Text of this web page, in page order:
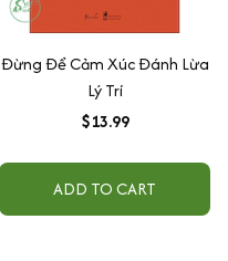
Đừng Để Cảm Xúc Đánh Lừa
Lý Trí
$13.99
ADD TO CART